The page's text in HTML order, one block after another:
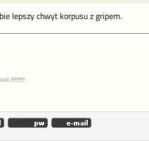
lepszy chwyt korpusu z gripem.
!!!!!!!!!!